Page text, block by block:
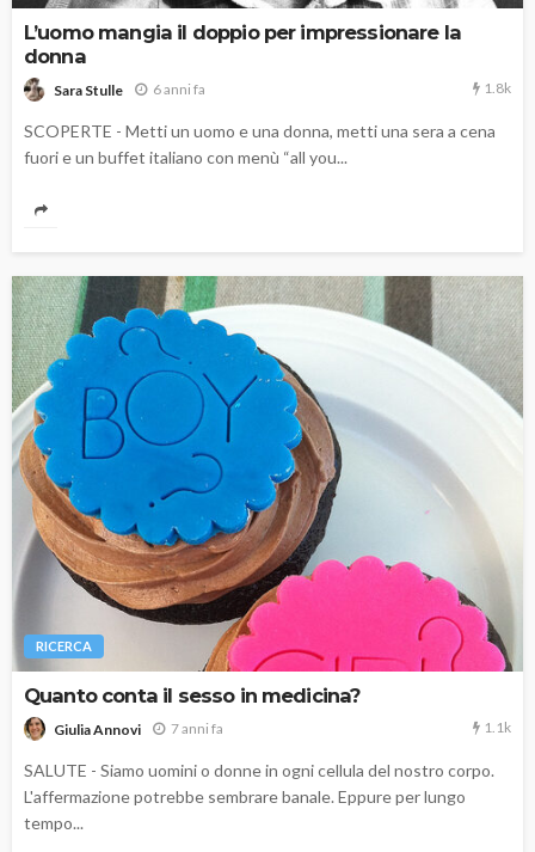
L’uomo mangia il doppio per impressionare la
donna
Sara Stulle 6 anni fa 1.8k
SCOPERTE - Metti un uomo e una donna, metti una sera a cena
fuori e un buffet italiano con menù “all you...
RICERCA
Quanto conta il sesso in medicina?
Giulia Annovi 7 anni fa 1.1k
SALUTE - Siamo uomini o donne in ogni cellula del nostro corpo.
L'affermazione potrebbe sembrare banale. Eppure per lungo
tempo...